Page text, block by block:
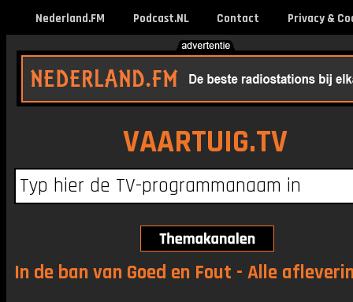
Nederland.FM Podcast.NL Contact Privacy &
VAARTUIG.TV
In de ban van Goed en Fout - Alle